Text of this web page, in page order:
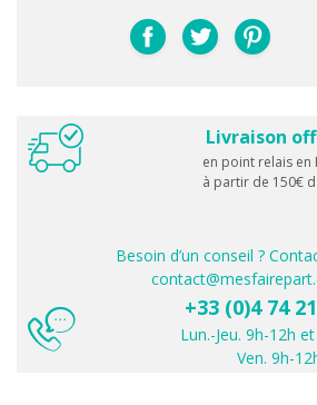
Livraison
en point relais en
à partir de 150€
Besoin d’un conseil ?
+33 (0)4 74
Lun.-Jeu. 9h-12h
Ven. 9h-